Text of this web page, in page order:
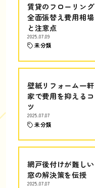
賃貸のフローリング
全面張替え費用相場
と注意点
2025.07.09
未分類
壁紙リフォーム一軒
家で費用を抑えるコ
ツ
2025.07.07
未分類
網戸後付けが難しい
窓の解決策を伝授
2025.07.07